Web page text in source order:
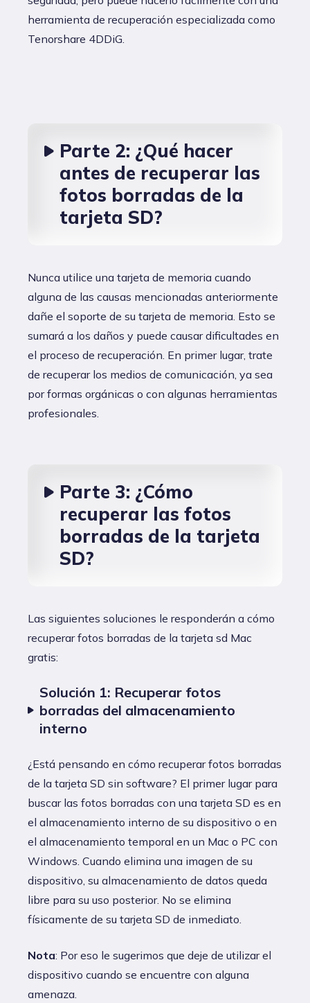
herramienta de recuperación especializada como
Tenorshare 4DDiG.
Parte 2: ¿Qué hacer
antes de recuperar las
fotos borradas de la
tarjeta SD?
Nunca utilice una tarjeta de memoria cuando
alguna de las causas mencionadas anteriormente
dañe el soporte de su tarjeta de memoria. Esto se
sumará a los daños y puede causar dificultades en
el proceso de recuperación. En primer lugar, trate
de recuperar los medios de comunicación, ya sea
por formas orgánicas o con algunas herramientas
profesionales.
Parte 3: ¿Cómo
recuperar las fotos
borradas de la tarjeta
SD?
Las siguientes soluciones le responderán a cómo
recuperar fotos borradas de la tarjeta sd Mac
gratis:
Solución 1: Recuperar fotos
borradas del almacenamiento
interno
¿Está pensando en cómo recuperar fotos borradas
de la tarjeta SD sin software? El primer lugar para
buscar las fotos borradas con una tarjeta SD es en
el almacenamiento interno de su dispositivo o en
el almacenamiento temporal en un Mac o PC con
Windows. Cuando elimina una imagen de su
dispositivo, su almacenamiento de datos queda
libre para su uso posterior. No se elimina
físicamente de su tarjeta SD de inmediato.
Nota: Por eso le sugerimos que deje de utilizar el
dispositivo cuando se encuentre con alguna
amenaza.